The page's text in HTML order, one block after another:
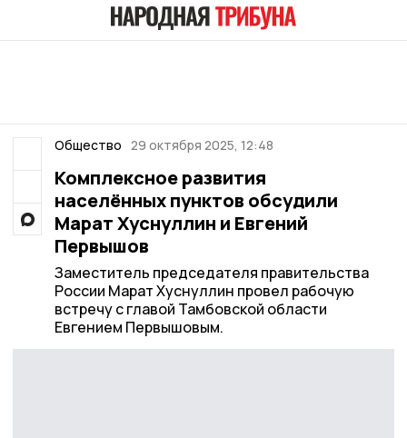
Общество 29 октября 2025, 12:48
Комплексное развития
населённых пунктов обсудили
Марат Хуснуллин и Евгений
Первышов
Заместитель председателя правительства
России Марат Хуснуллин провел рабочую
встречу с главой Тамбовской области
Евгением Первышовым.